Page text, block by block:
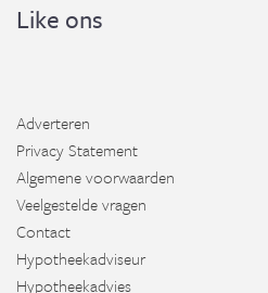
Like ons
Adverteren
Privacy Statement
Algemene voorwaarden
Veelgestelde vragen
Contact
Hypotheekadviseur
Hypotheekadvies